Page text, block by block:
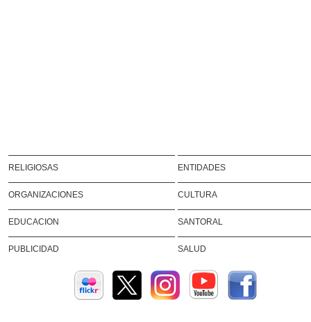
RELIGIOSAS ENTIDADES
ORGANIZACIONES CULTURA
EDUCACION SANTORAL
PUBLICIDAD SALUD